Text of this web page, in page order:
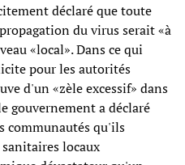
déclaré que toute
du virus serait «à
«local». Dans ce qui
pour les autorités
d'un «zèle excessif» dans
gouvernement a déclaré
communautés qu'ils
locaux